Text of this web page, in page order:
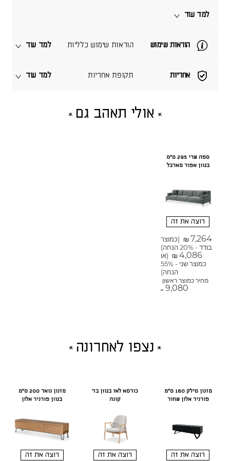
אחריות תקופת אחריות למד עוד
הוראות שימוש הוראות שימוש כלליות למד עוד
למד עוד
אולי תאהב גם
ספה שרי 295 ס"מ
בגוון אפור מארבל
רוצה את זה
₪ 7,264
(כמוצר
בודד - 20% הנחה)
₪ 4,086
(או
כמוצר שני - 55%
הנחה)
מחיר כמוצר ראשון
₪ 9,080
נצפו לאחרונה
מזנון סילק 160 ס"מ
פורניר אלון שחור
רוצה את זה
כורסא לאו בגוון בז'
קונה
רוצה את זה
מזנון נואר 200 ס"מ
בגוון פורניר אלון
רוצה את זה